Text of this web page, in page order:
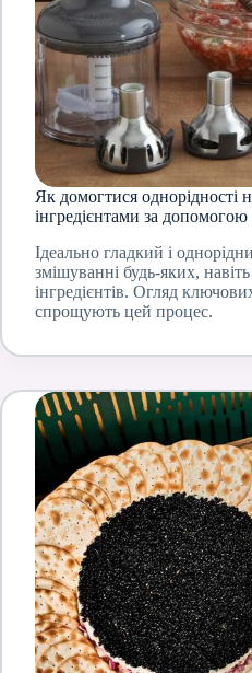
Як домогтися однорідності
інгредієнтами за допомогою
Ідеально гладкий і
змішуванні будь-яких,
інгредієнтів. Огляд
спрощують цей процес.